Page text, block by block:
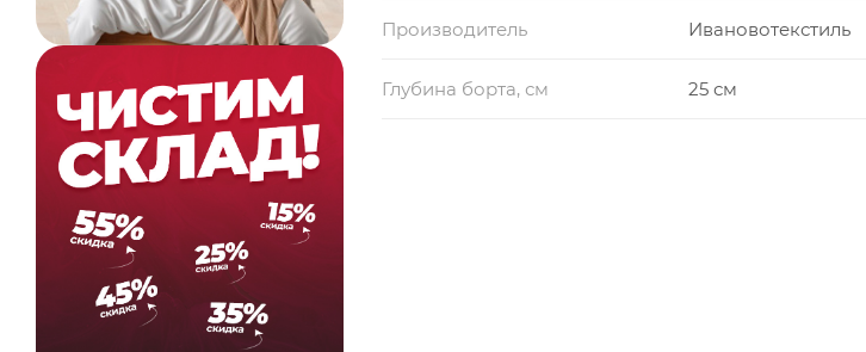
Производитель Ивановотекстиль
Глубина борта, см 25 см